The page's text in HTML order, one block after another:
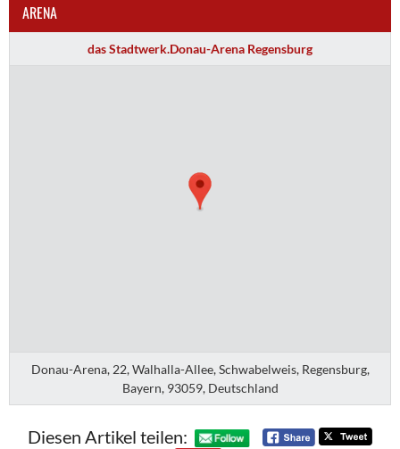
ARENA
das Stadtwerk.Donau-Arena Regensburg
Donau-Arena, 22, Walhalla-Allee, Schwabelweis, Regensburg,
Bayern, 93059, Deutschland
Diesen Artikel teilen: